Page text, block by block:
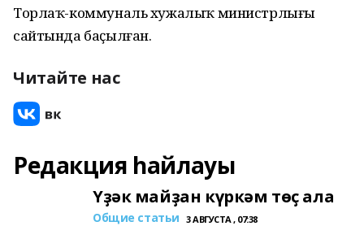
Торлаҡ-коммуналь хужалыҡ министрлығы
сайтында баҫылған.
Читайте нас
Редакция һайлауы
Үҙәк майҙан күркәм төҫ ала
Общие статьи 3 АВГУСТА , 07:38